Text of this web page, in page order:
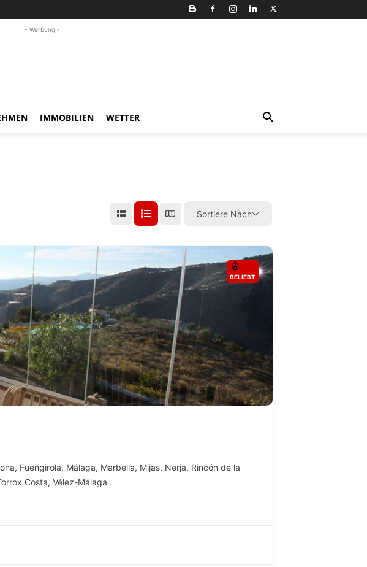
- Werbung -
IMMOBILIEN WETTER
Sortiere Nach
BELIEBT
, Fuengirola, Málaga, Marbella, Mijas, Nerja, Rincón de la
Costa, Vélez-Málaga